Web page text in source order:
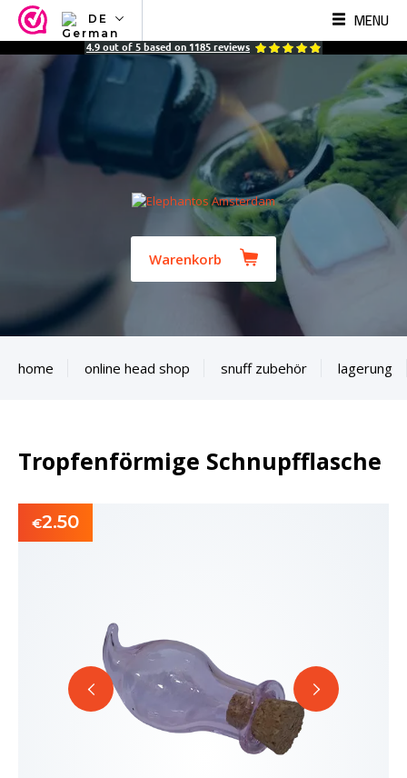
DE
NL
ES
MENU
4.9 out of 5 based on 1185 reviews
Warenkorb
home online head shop snuff zubehör lagerung
Tropfenförmige Schnupfflasche
€2.50